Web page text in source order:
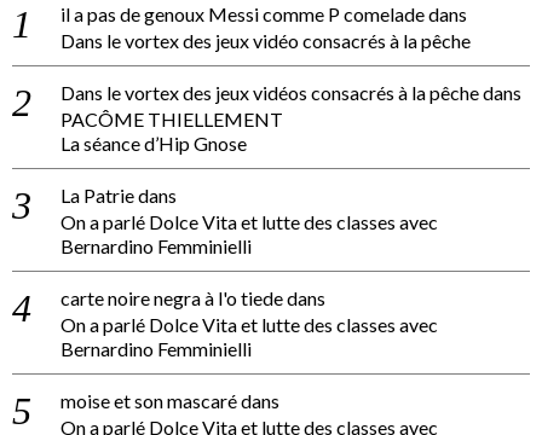
il a pas de genoux Messi comme P comeladedans
Dans le vortex des jeux vidéo consacrés à la pêche
Dans le vortex des jeux vidéos consacrés à la pêchedans
PACÔME THIELLEMENT
La séance d’Hip Gnose
La Patriedans
On a parlé Dolce Vita et lutte des classes avec
Bernardino Femminielli
carte noire negra à l'o tiededans
On a parlé Dolce Vita et lutte des classes avec
Bernardino Femminielli
moise et son mascarédans
On a parlé Dolce Vita et lutte des classes avec